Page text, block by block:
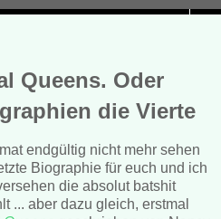
Queens. Oder
die Vierte
endgültig nicht mehr sehen
Biographie für euch und ich
die absolut batshit
... aber dazu gleich, erstmal